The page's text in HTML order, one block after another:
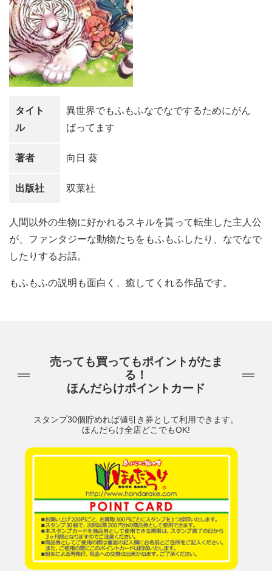
タイト
ル
異世界でもふもふなでなでするためにがん
ばってます
著者 向日 葵
出版社 双葉社
人間以外の生物に好かれるスキルを貰って転生した主人公
が、ファンタジーな動物たちをもふもふしたり、なでなで
したりするお話。
もふもふの説明も面白く、癒してくれる作品です。
売っても買ってもポイントがたま
る！
ほんだらけポイントカード
スタンプ30個貯めれば値引き券として利用できます。
ほんだらけ全店どこでもOK!